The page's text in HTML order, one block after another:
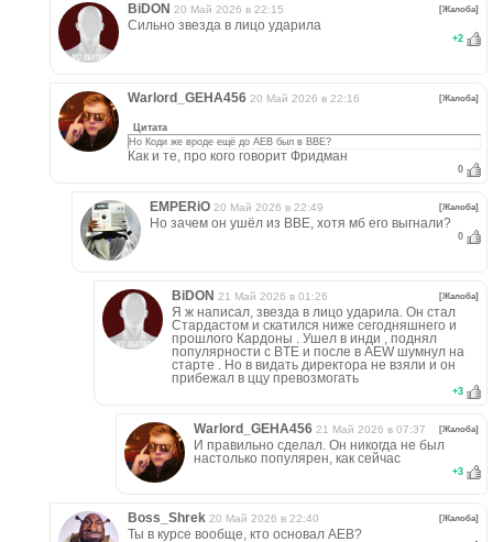
BiDON 20 Май 2026 в 22:15 [Жалоба]
Сильно звезда в лицо ударила
+2
Warlord_GEHA456 20 Май 2026 в 22:16 [Жалоба]
Цитата
Но Коди же вроде ещё до АЕВ был в ВВЕ?
Как и те, про кого говорит Фридман
0
EMPERiO 20 Май 2026 в 22:49 [Жалоба]
Но зачем он ушёл из ВВЕ, хотя мб его выгнали?
0
BiDON 21 Май 2026 в 01:26 [Жалоба]
Я ж написал, звезда в лицо ударила. Он стал
Стардастом и скатился ниже сегодняшнего и
прошлого Кардоны . Ушел в инди , поднял
популярности с BTE и после в AEW шумнул на
старте . Но в видать директора не взяли и он
прибежал в ццу превозмогать
+3
Warlord_GEHA456 21 Май 2026 в 07:37 [Жалоба]
И правильно сделал. Он никогда не был
настолько популярен, как сейчас
+3
Boss_Shrek 20 Май 2026 в 22:40 [Жалоба]
Ты в курсе вообще, кто основал АЕВ?